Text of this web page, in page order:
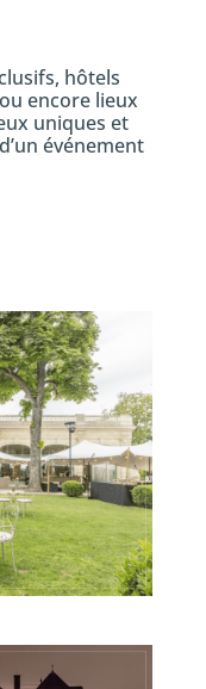
hôtels
encore lieux
uniques et
événement